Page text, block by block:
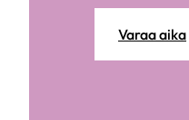
Varaa aika